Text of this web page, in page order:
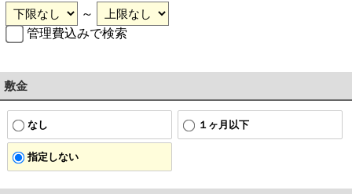
～
管理費込みで検索
敷金
なし １ヶ月以下
指定しない